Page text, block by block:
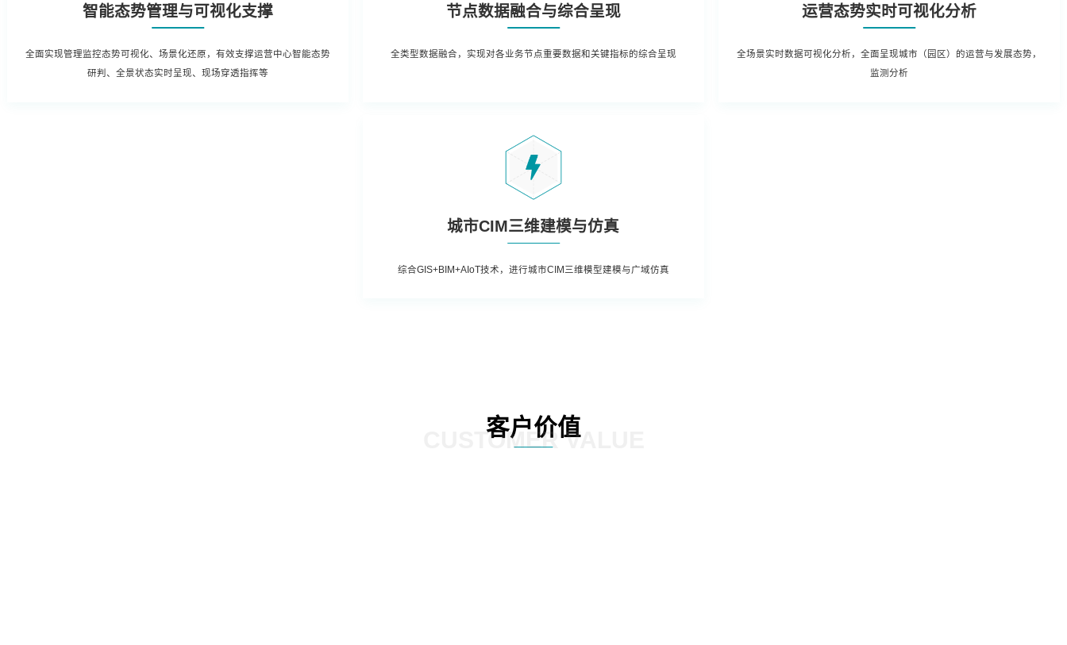
智能态势管理与可视化支撑
全面实现管理监控态势可视化、场景化还原，有效支撑运营中心智能态势
研判、全景状态实时呈现、现场穿透指挥等
节点数据融合与综合呈现
全类型数据融合，实现对各业务节点重要数据和关键指标的综合呈现
运营态势实时可视化分析
全场景实时数据可视化分析，全面呈现城市（园区）的运营与发展态势，
监测分析
城市CIM三维建模与仿真
综合GIS+BIM+AIoT技术，进行城市CIM三维模型建模与广域仿真
客户价值
CUSTOMER VALUE